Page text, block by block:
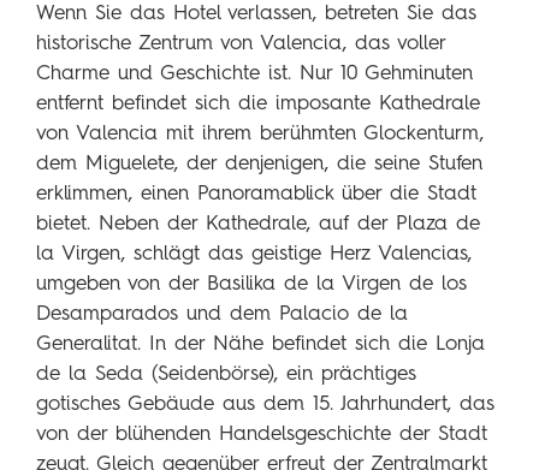
Wenn Sie das Hotel verlassen, betreten Sie das
historische Zentrum von Valencia, das voller
Charme und Geschichte ist. Nur 10 Gehminuten
entfernt befindet sich die imposante Kathedrale
von Valencia mit ihrem berühmten Glockenturm,
dem Miguelete, der denjenigen, die seine Stufen
erklimmen, einen Panoramablick über die Stadt
bietet. Neben der Kathedrale, auf der Plaza de
la Virgen, schlägt das geistige Herz Valencias,
umgeben von der Basilika de la Virgen de los
Desamparados und dem Palacio de la
Generalitat. In der Nähe befindet sich die Lonja
de la Seda (Seidenbörse), ein prächtiges
gotisches Gebäude aus dem 15. Jahrhundert, das
von der blühenden Handelsgeschichte der Stadt
zeugt. Gleich gegenüber erfreut der Zentralmarkt